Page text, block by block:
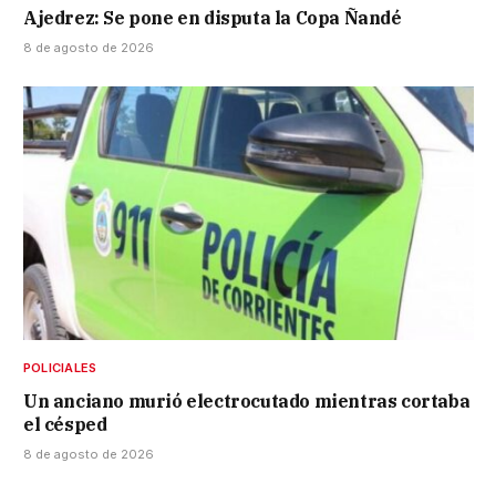
Ajedrez: Se pone en disputa la Copa Ñandé
8 de agosto de 2026
POLICIALES
Un anciano murió electrocutado mientras cortaba
el césped
8 de agosto de 2026